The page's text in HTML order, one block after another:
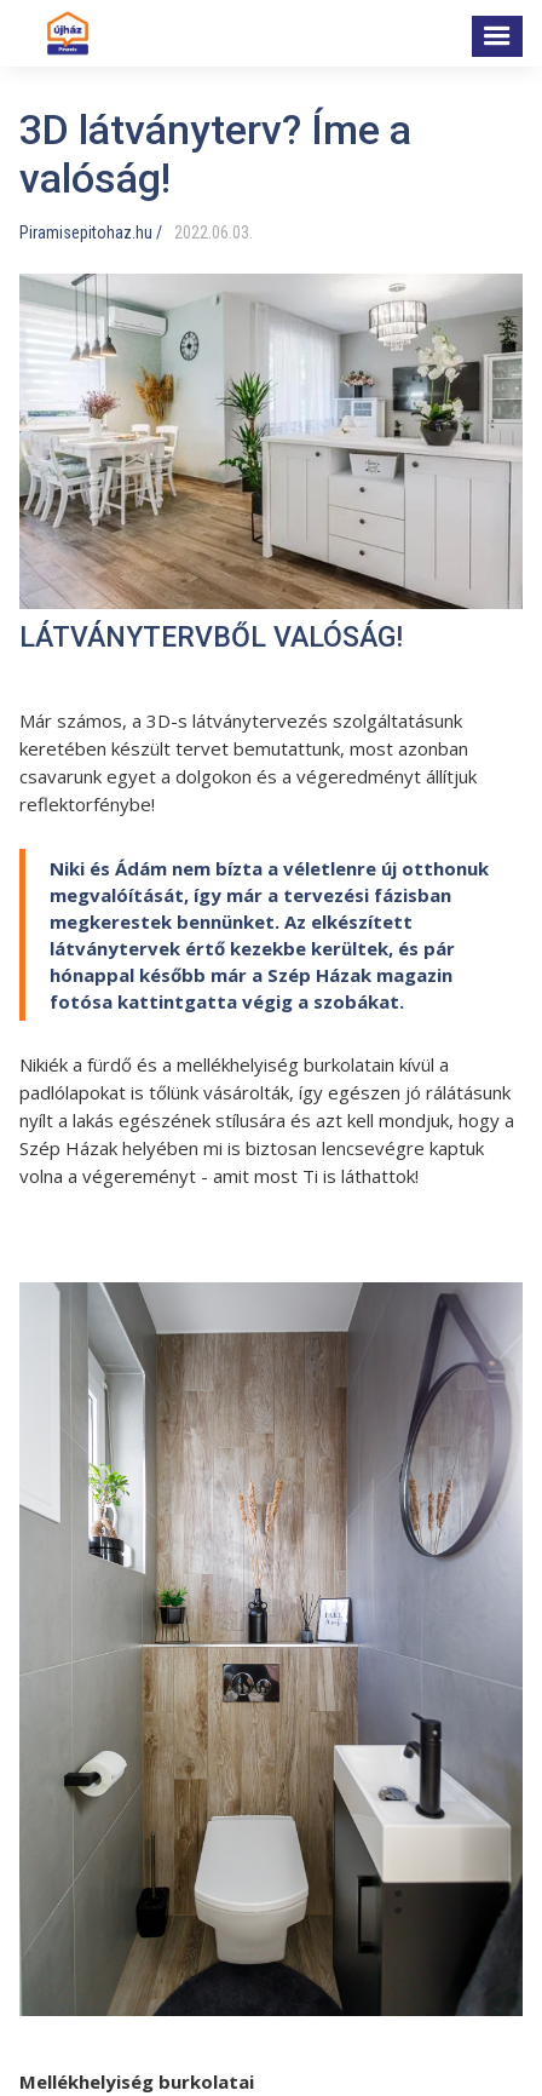
3D látványterv? Íme a
valóság!
Piramisepitohaz.hu / 2022 06 03
LÁTVÁNYTERVBŐL VALÓSÁG!
Már számos, a 3D-s látványtervezés szolgáltatásunk
keretében készült tervet bemutattunk, most azonban
csavarunk egyet a dolgokon és a végeredményt állítjuk
reflektorfénybe!
Niki és Ádám nem bízta a véletlenre új otthonuk
megvalóítását, így már a tervezési fázisban
megkerestek bennünket. Az elkészített
látványtervek értő kezekbe kerültek, és pár
hónappal később már a Szép Házak magazin
fotósa kattintgatta végig a szobákat.
Nikiék a fürdő és a mellékhelyiség burkolatain kívül a
padlólapokat is tőlünk vásárolták, így egészen jó rálátásunk
nyílt a lakás egészének stílusára és azt kell mondjuk, hogy a
Szép Házak helyében mi is biztosan lencsevégre kaptuk
volna a végereményt - amit most Ti is láthattok!
Mellékhelyiség burkolatai